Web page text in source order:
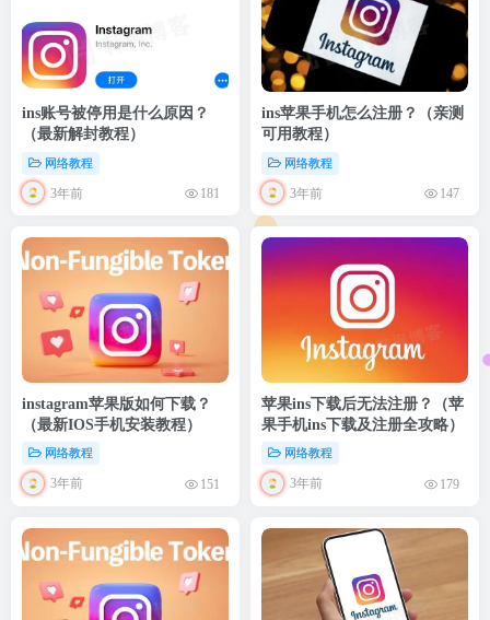
ins账号被停用是什么原因？
（最新解封教程）
网络教程
3年前 181
ins苹果手机怎么注册？（亲测
可用教程）
网络教程
3年前 147
instagram苹果版如何下载？
（最新IOS手机安装教程）
网络教程
3年前 151
苹果ins下载后无法注册？（苹
果手机ins下载及注册全攻略）
网络教程
3年前 179